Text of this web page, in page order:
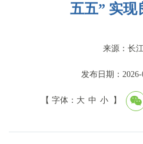
五五” 实现
来源：长
发布日期：2026-
【 字体： 大 中 小 】